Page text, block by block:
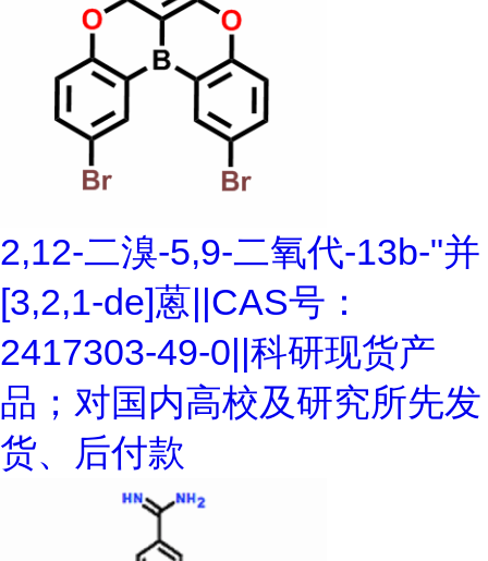
2,12-二溴-5,9-二氧代-13b-"并
[3,2,1-de]蒽||CAS号：
2417303-49-0||科研现货产
品；对国内高校及研究所先发
货、后付款